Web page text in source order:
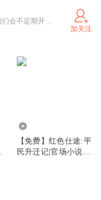
凤娱有声，只做精品，加入粉丝群，我们会不定期开展新书抽奖活动，多多参与哦~
加关注
【免费】红色仕途:平
民升迁记|官场小说|